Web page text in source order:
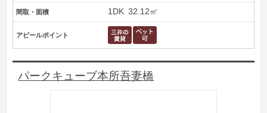
間取・面積 1DK 32.12㎡
アピールポイント
パークキューブ本所吾妻橋